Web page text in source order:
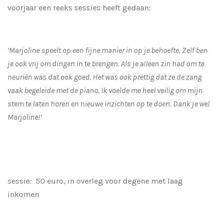
voorjaar een reeks sessies heeft gedaan:
‘Marjoline speelt op een fijne manier in op je behoefte. Zelf ben
je ook vrij om dingen in te brengen. Als je alleen zin had om te
neuriën was dat ook goed. Het was ook prettig dat ze de zang
vaak begeleide met de piano. Ik voelde me heel veilig om mijn
stem te laten horen en nieuwe inzichten op te doen. Dank je wel
Marjoline!’
sessie: 50 euro, in overleg voor degene met laag
inkomen